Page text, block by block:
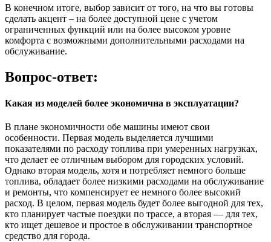
В конечном итоге, выбор зависит от того, на что вы готовы
сделать акцент – на более доступной цене с учетом
ограниченных функций или на более высоком уровне
комфорта с возможными дополнительными расходами на
обслуживание.
Вопрос-ответ:
Какая из моделей более экономична в эксплуатации?
В плане экономичности обе машины имеют свои
особенности. Первая модель выделяется лучшими
показателями по расходу топлива при умеренных нагрузках,
что делает ее отличным выбором для городских условий.
Однако вторая модель, хотя и потребляет немного больше
топлива, обладает более низкими расходами на обслуживание
и ремонты, что компенсирует ее немного более высокий
расход. В целом, первая модель будет более выгодной для тех,
кто планирует частые поездки по трассе, а вторая — для тех,
кто ищет дешевое и простое в обслуживании транспортное
средство для города.